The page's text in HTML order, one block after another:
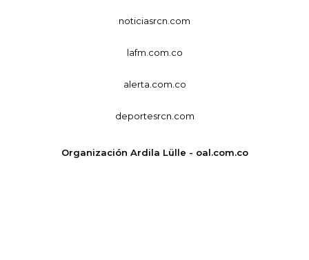
noticiasrcn.com
lafm.com.co
alerta.com.co
deportesrcn.com
Organización Ardila Lülle - oal.com.co